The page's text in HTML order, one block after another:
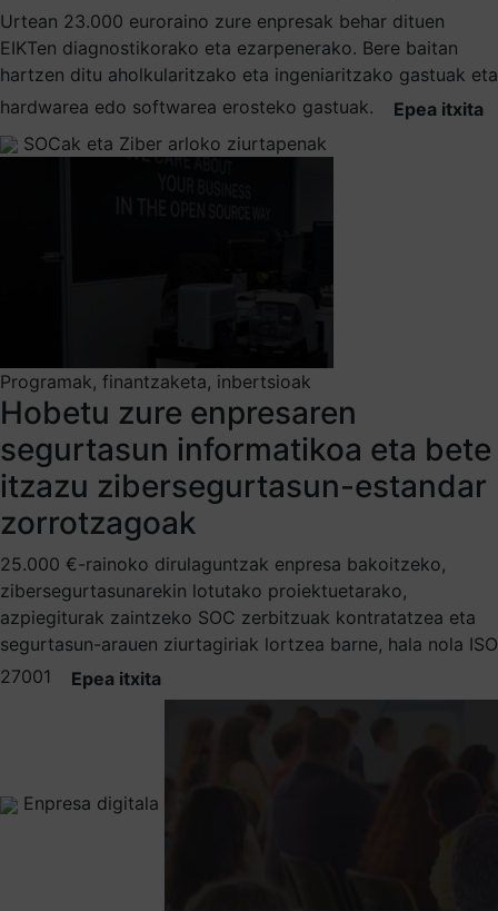
Urtean 23.000 euroraino zure enpresak behar dituen
EIKTen diagnostikorako eta ezarpenerako. Bere baitan
hartzen ditu aholkularitzako eta ingeniaritzako gastuak eta
hardwarea edo softwarea erosteko gastuak.
Epea itxita
SOCak eta Ziber arloko ziurtapenak
Programak, finantzaketa, inbertsioak
Hobetu zure enpresaren
segurtasun informatikoa eta bete
itzazu zibersegurtasun-estandar
zorrotzagoak
25.000 €-rainoko dirulaguntzak enpresa bakoitzeko,
zibersegurtasunarekin lotutako proiektuetarako,
azpiegiturak zaintzeko SOC zerbitzuak kontratatzea eta
segurtasun-arauen ziurtagiriak lortzea barne, hala nola ISO
27001
Epea itxita
Enpresa digitala